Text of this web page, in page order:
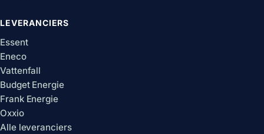
LEVERANCIERS
Essent
Eneco
Vattenfall
Budget Energie
Frank Energie
Oxxio
Alle leveranciers